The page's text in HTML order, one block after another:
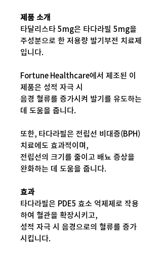
제품 소개
타달리스타 5mg은 타다라필 5mg을
주성분으로 한 저용량 발기부전 치료제
입니다.
Fortune Healthcare에서 제조된 이
제품은 성적 자극 시
음경 혈류를 증가시켜 발기를 유도하는
데 도움을 줍니다.
또한, 타다라필은 전립선 비대증(BPH)
치료에도 효과적이며,
전립선의 크기를 줄이고 배뇨 증상을
완화하는 데 도움을 줍니다.
효과
타다라필은 PDE5 효소 억제제로 작용
하여 혈관을 확장시키고,
성적 자극 시 음경으로의 혈류를 증가
시킵니다.